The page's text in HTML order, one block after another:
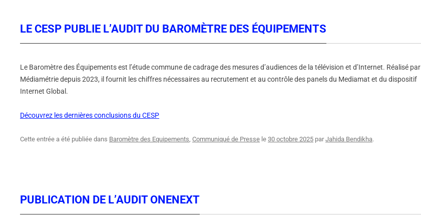
LE CESP PUBLIE L’AUDIT DU BAROMÈTRE DES ÉQUIPEMENTS
Le Baromètre des Équipements est l’étude commune de cadrage des mesures d’audiences de la télévision et d’Internet. Réalisé par
Médiamétrie depuis 2023, il fournit les chiffres nécessaires au recrutement et au contrôle des panels du Mediamat et du dispositif
Internet Global.
Découvrez les dernières conclusions du CESP
Cette entrée a été publiée dans Baromètre des Equipements, Communiqué de Presse le 30 octobre 2025 parJahida Bendikha.
PUBLICATION DE L’AUDIT ONENEXT